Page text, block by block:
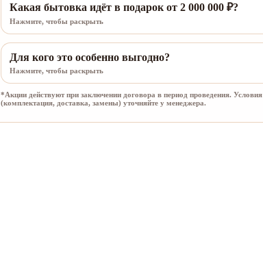
Какая бытовка идёт в подарок от 2 000 000 ₽?
Нажмите, чтобы раскрыть
Для кого это особенно выгодно?
Нажмите, чтобы раскрыть
*Акции действуют при заключении договора в период проведения. Условия
(комплектация, доставка, замены) уточняйте у менеджера.